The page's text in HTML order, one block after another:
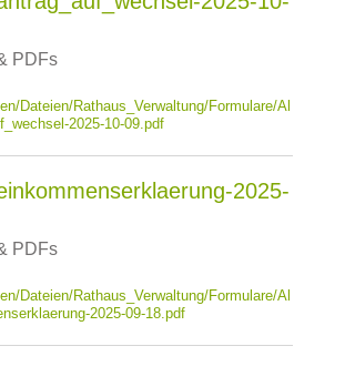
PDFs
Dateien/Rathaus_Verwaltung/Formulare/Al
2025-10-09.pdf
2025-
PDFs
Dateien/Rathaus_Verwaltung/Formulare/Al
2025-09-18.pdf